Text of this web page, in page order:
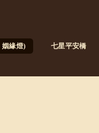
緣燈) 七星平安橋